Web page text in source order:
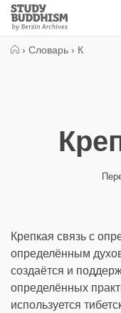
Close
Study
Buddhism
› Словарь › К
Крепкая связь с
определённым
создаётся и
определённых
используется